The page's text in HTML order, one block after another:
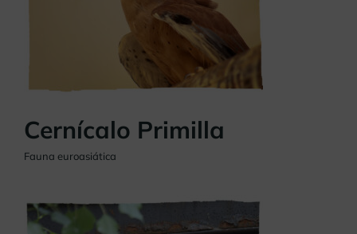
Cernícalo Primilla
Fauna euroasiática